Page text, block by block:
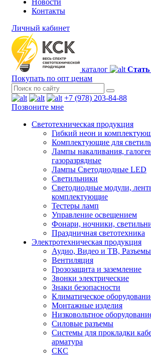
Новости
Контакты
Личный кабинет
каталог
Стать
Покупать по опт ценам
+7 (978) 203-84-88
Позвоните мне
Светотехническая продукция
Гибкий неон и
Комплектующие для
Лампы накаливания,
газоразрядные
Лампы Светодиодные LED
Светильники
Светодиодные модули,
комплектующие
Тестеры ламп
Управление освещением
Фонари, ночники,
Праздничная светотехника
Электротехническая продукция
Аудио, Видео и ТВ,
Вентиляция
Грозозащита и заземление
Звонки электрические
Знаки безопасности
Климатическое
Монтажные изделия
Низковольтное
Силовые разъемы
Системы для прокладки
арматура
СКС